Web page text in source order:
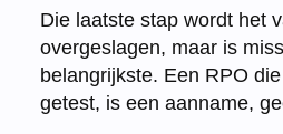
Die laatste stap wordt het
overgeslagen, maar is
belangrijkste. Een RPO
getest, is een aanname,